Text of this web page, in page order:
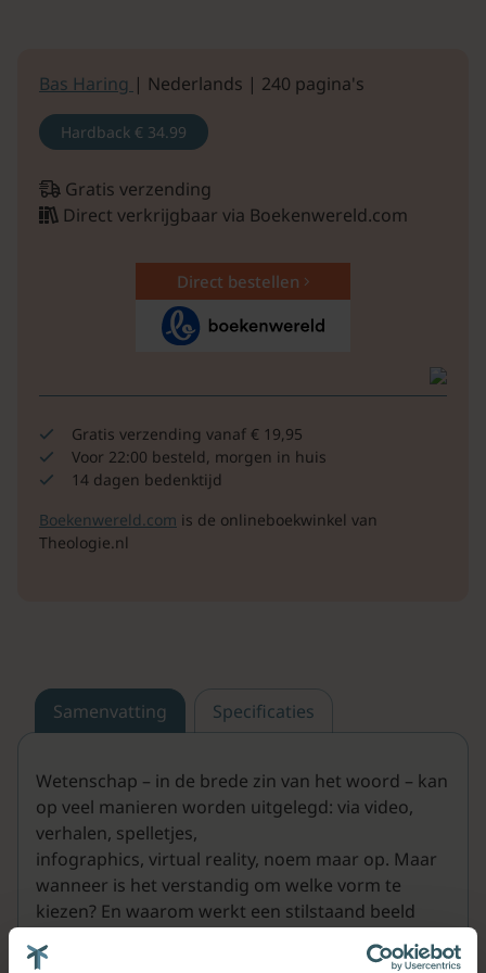
Bas Haring | Nederlands | 240 pagina's
Hardback € 34.99
Gratis verzending
Direct verkrijgbaar via Boekenwereld.com
Direct bestellen
Gratis verzending vanaf € 19,95
Voor 22:00 besteld, morgen in huis
14 dagen bedenktijd
Boekenwereld.com is de onlineboekwinkel van
Theologie.nl
Samenvatting Specificaties
Wetenschap – in de brede zin van het woord – kan
op veel manieren worden uitgelegd: via video,
verhalen, spelletjes,
infographics, virtual reality, noem maar op. Maar
wanneer is het verstandig om welke vorm te
kiezen? En waarom werkt een stilstaand beeld